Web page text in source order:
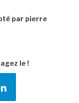
par pierre
le !